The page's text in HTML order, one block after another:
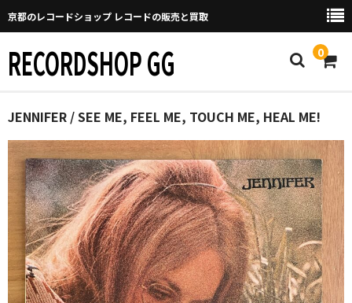
京都のレコードショップ レコードの販売と買取
RECORDSHOP GG 0
Home
マイページ
GGについて
買取について
取り置きなどについて
Categories
JENNIFER / SEE ME, FEEL ME, TOUCH ME, HEAL ME!